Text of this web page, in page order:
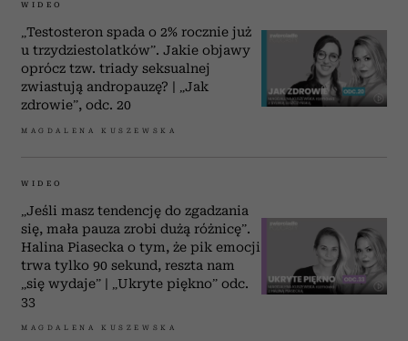
WIDEO
„Testosteron spada o 2% rocznie już
u trzydziestolatków”. Jakie objawy
oprócz tzw. triady seksualnej
zwiastują andropauzę? | „Jak
zdrowie”, odc. 20
MAGDALENA KUSZEWSKA
WIDEO
„Jeśli masz tendencję do zgadzania
się, mała pauza zrobi dużą różnicę”.
Halina Piasecka o tym, że pik emocji
trwa tylko 90 sekund, reszta nam
„się wydaje” | „Ukryte piękno” odc.
33
MAGDALENA KUSZEWSKA